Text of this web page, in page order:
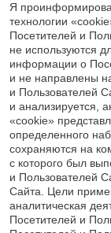
Я
технологии
Посетителей и
не используются
информации о
и не направлены
и Пользователей
и анализируется,
«cookie»
определенного
сохраняются на
с которого был
и Пользователей
Сайта. Цели
аналитическая
Посетителей и